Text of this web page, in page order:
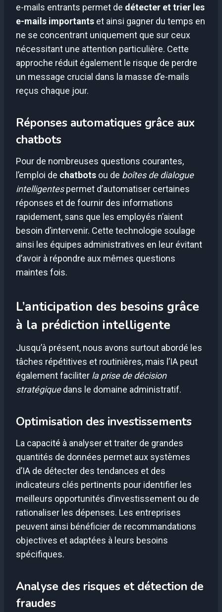
e-mails entrants permet de détecter et trier les
e-mails importants et ainsi gagner du temps en
ne se concentrant uniquement que sur ceux
nécessitant une attention particulière. Cette
approche réduit également le risque de perdre
un message crucial dans la masse d’e-mails
reçus chaque jour.
Réponses automatiques grâce aux
chatbots
Pour de nombreuses questions courantes,
l’emploi de chatbots ou de boîtes de dialogue
intelligentespermet d’automatiser certaines
réponses et de fournir des informations
rapidement, sans que les employés n’aient
besoin d’intervenir. Cette technologie soulage
ainsi les équipes administratives en leur évitant
d’avoir à répondre aux mêmes questions
maintes fois.
L’anticipation des besoins grâce
à la prédiction intelligente
Jusqu’à présent, nous avons surtout abordé les
tâches répétitives et routinières, mais l’IA peut
également faciliter la prise de décision
stratégiquedans le domaine administratif.
Optimisation des investissements
La capacité à analyser et traiter de grandes
quantités de données permet aux systèmes
d’IA de détecter des tendances et des
indicateurs clés pertinents pour identifier les
meilleurs opportunités d’investissement ou de
rationaliser les dépenses. Les entreprises
peuvent ainsi bénéficier de recommandations
objectives et adaptées à leurs besoins
spécifiques.
Analyse des risques et détection de
fraudes